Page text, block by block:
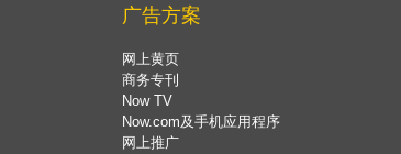
广告方案
网上黄页
商务专刊
Now TV
Now.com及手机应用程序
网上推广